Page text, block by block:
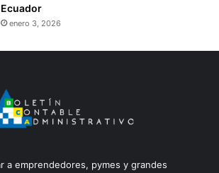
Ecuador
enero 3, 2026
a emprendedores, pymes y grandes